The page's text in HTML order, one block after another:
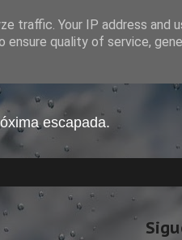
escapada.
traffic. Your IP address and
quality of service,